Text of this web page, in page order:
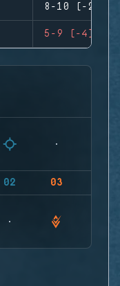
8-10 (-2)
5-9 (-4)
02 03